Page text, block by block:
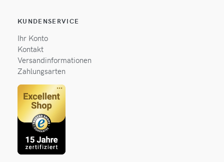
KUNDENSERVICE
Ihr Konto
Kontakt
Versandinformationen
Zahlungsarten